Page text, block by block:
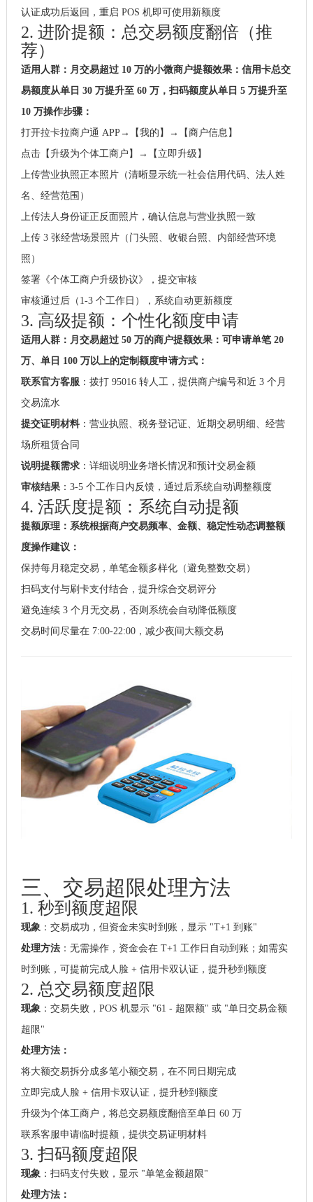
认证成功后返回，重启 POS 机即可使用新额度
2. 进阶提额：总交易额度翻倍（推
荐）
适用人群：月交易超过 10 万的小微商户提额效果：信用卡总交
易额度从单日 30 万提升至 60 万，扫码额度从单日 5 万提升至
10 万操作步骤：
打开拉卡拉商户通 APP→【我的】→【商户信息】
点击【升级为个体工商户】→【立即升级】
上传营业执照正本照片（清晰显示统一社会信用代码、法人姓
名、经营范围）
上传法人身份证正反面照片，确认信息与营业执照一致
上传 3 张经营场景照片（门头照、收银台照、内部经营环境
照）
签署《个体工商户升级协议》，提交审核
审核通过后（1-3 个工作日），系统自动更新额度
3. 高级提额：个性化额度申请
适用人群：月交易超过 50 万的商户提额效果：可申请单笔 20
万、单日 100 万以上的定制额度申请方式：
联系官方客服 ：拨打 95016 转人工，提供商户编号和近 3 个月
交易流水
提交证明材料：营业执照、税务登记证、近期交易明细、经营
场所租赁合同
说明提额需求：详细说明业务增长情况和预计交易金额
审核结果：3-5 个工作日内反馈，通过后系统自动调整额度
4. 活跃度提额：系统自动提额
提额原理：系统根据商户交易频率、金额、稳定性动态调整额
度操作建议：
保持每月稳定交易，单笔金额多样化（避免整数交易）
扫码支付与刷卡支付结合，提升综合交易评分
避免连续 3 个月无交易，否则系统会自动降低额度
交易时间尽量在 7:00-22:00，减少夜间大额交易
三、交易超限处理方法
1. 秒到额度超限
现象：交易成功，但资金未实时到账，显示 "T+1 到账"
处理方法：无需操作，资金会在 T+1 工作日自动到账；如需实
时到账，可提前完成人脸 + 信用卡双认证，提升秒到额度
2. 总交易额度超限
现象：交易失败，POS 机显示 "61 - 超限额" 或 "单日交易金额
超限"
处理方法：
将大额交易拆分成多笔小额交易，在不同日期完成
立即完成人脸 + 信用卡双认证，提升秒到额度
升级为个体工商户，将总交易额度翻倍至单日 60 万
联系客服申请临时提额，提供交易证明材料
3. 扫码额度超限
现象：扫码支付失败，显示 "单笔金额超限"
处理方法：